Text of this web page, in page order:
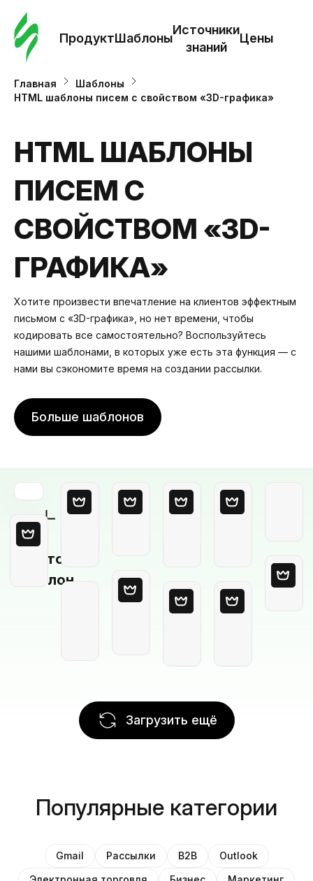
ПродуктШаблоны
Источники
знаний
Цены
Главная
Шаблоны
HTML шаблоны писем с свойством «3D-графика»
HTML ШАБЛОНЫ
ПИСЕМ С
СВОЙСТВОМ «3D-
ГРАФИКА»
Хотите произвести впечатление на клиентов эффектным
письмом с «3D-графика», но нет времени, чтобы
кодировать все самостоятельно? Воспользуйтесь
нашими шаблонами, в которых уже есть эта функция — с
нами вы сэкономите время на создании рассылки.
Больше шаблонов
Пустой
шаблон
Загрузить ещё
Популярные категории
Gmail Рассылки B2B
Outlook